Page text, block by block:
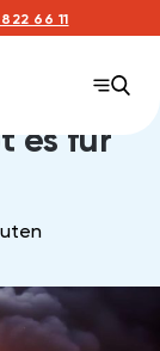
66 11
Brandschützer?
es für